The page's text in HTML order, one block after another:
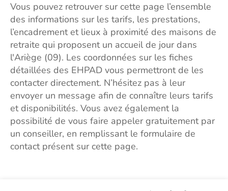
Vous pouvez retrouver sur cette page l’ensemble
des informations sur les tarifs, les prestations,
l’encadrement et lieux à proximité des maisons de
retraite qui proposent un accueil de jour dans
l'Ariège (09). Les coordonnées sur les fiches
détaillées des EHPAD vous permettront de les
contacter directement. N’hésitez pas à leur
envoyer un message afin de connaître leurs tarifs
et disponibilités. Vous avez également la
possibilité de vous faire appeler gratuitement par
un conseiller, en remplissant le formulaire de
contact présent sur cette page.